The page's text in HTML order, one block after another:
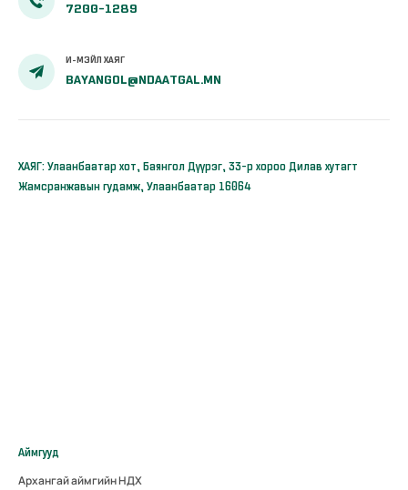
7200-1289
И-МЭЙЛ ХАЯГ
BAYANGOL@NDAATGAL.MN
ХАЯГ: Улаанбаатар хот, Баянгол Дүүрэг, 33-р хороо Дилав хутагт
Жамсранжавын гудамж, Улаанбаатар 16064
Аймгууд
Архангай аймгийн НДХ